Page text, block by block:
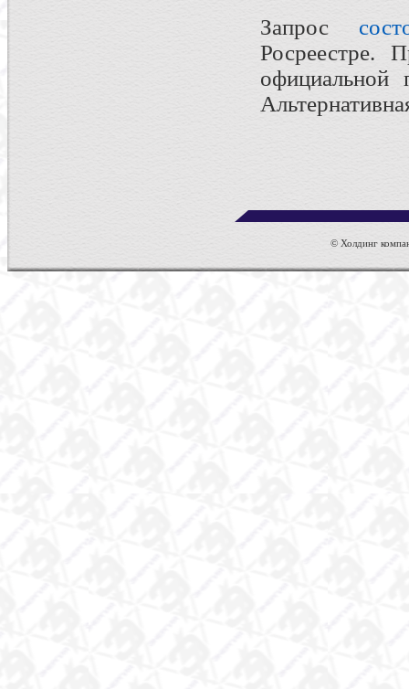
Запрос
Росреестре.
официальной
© Холдинг